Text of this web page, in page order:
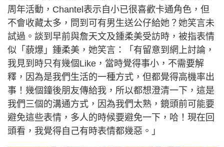
周年活動，Chantel表示自小已很喜歡卡通角色，但
不會收藏太多，問到可有男生送公仔給她？她笑言未
試過。談到早前與詹天文及鍾柔美受訪時，被指表情
似「藐爆」鍾柔美，她笑言：「有留意到網上討論，
我見到時只有幾個Like，當時覺得事小，不需要解
釋，因為是我們生活的一種方式，但都覺得高機率出
事！幾個鐘後朋友傳給我，所以都想澄清一下，這是
我們三個的溝通方式，因為我們太熟，鏡頭前可能要
避免這些表情，多人的時候要避免一下，哈！現在回
頭看，我覺得自己有時表情都幾惡。」